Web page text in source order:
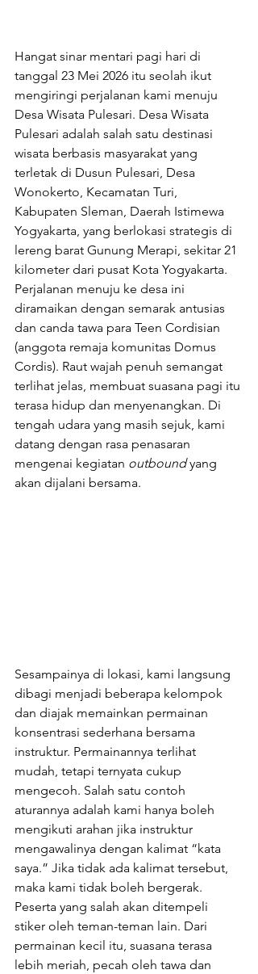
Hangat sinar mentari pagi hari di
tanggal 23 Mei 2026 itu seolah ikut
mengiringi perjalanan kami menuju
Desa Wisata Pulesari. Desa Wisata
Pulesari adalah salah satu destinasi
wisata berbasis masyarakat yang
terletak di Dusun Pulesari, Desa
Wonokerto, Kecamatan Turi,
Kabupaten Sleman, Daerah Istimewa
Yogyakarta, yang berlokasi strategis di
lereng barat Gunung Merapi, sekitar 21
kilometer dari pusat Kota Yogyakarta.
Perjalanan menuju ke desa ini
diramaikan dengan semarak antusias
dan canda tawa para Teen Cordisian
(anggota remaja komunitas Domus
Cordis). Raut wajah penuh semangat
terlihat jelas, membuat suasana pagi itu
terasa hidup dan menyenangkan. Di
tengah udara yang masih sejuk, kami
datang dengan rasa penasaran
mengenai kegiatan outbound yang
akan dijalani bersama.
Sesampainya di lokasi, kami langsung
dibagi menjadi beberapa kelompok
dan diajak memainkan permainan
konsentrasi sederhana bersama
instruktur. Permainannya terlihat
mudah, tetapi ternyata cukup
mengecoh. Salah satu contoh
aturannya adalah kami hanya boleh
mengikuti arahan jika instruktur
mengawalinya dengan kalimat “kata
saya.” Jika tidak ada kalimat tersebut,
maka kami tidak boleh bergerak.
Peserta yang salah akan ditempeli
stiker oleh teman-teman lain. Dari
permainan kecil itu, suasana terasa
lebih meriah, pecah oleh tawa dan